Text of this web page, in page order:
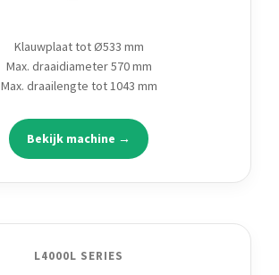
Klauwplaat tot Ø533 mm
Max. draaidiameter 570 mm
Max. draailengte tot 1043 mm
Bekijk machine →
L4000L SERIES